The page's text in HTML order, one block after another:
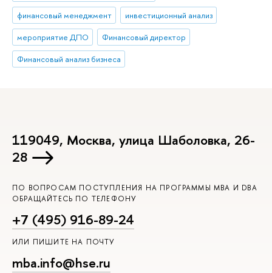
финансовый менеджмент
инвестиционный анализ
мероприятие ДПО
Финансовый директор
Финансовый анализ бизнеса
119049, Москва, улица Шаболовка, 26-
28
ПО ВОПРОСАМ ПОСТУПЛЕНИЯ НА ПРОГРАММЫ MBA И DBA
ОБРАЩАЙТЕСЬ ПО ТЕЛЕФОНУ
+7 (495) 916-89-24
ИЛИ ПИШИТЕ НА ПОЧТУ
mba.info@hse.ru